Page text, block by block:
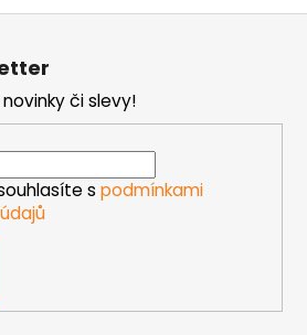
d
p
r
v
k
y
či slevy!
s podmínkami